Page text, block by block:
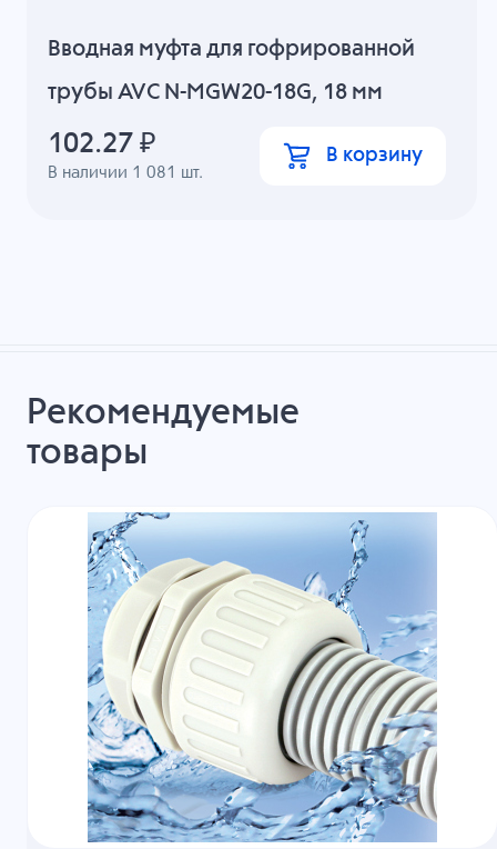
Вводная муфта для гофрированной
трубы AVC N-MGW20-18G, 18 мм
В наличии 1 081 шт.
102.27 ₽ В корзину
Рекомендуемые
товары